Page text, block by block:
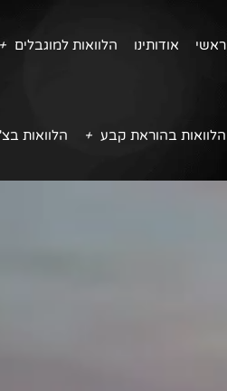
ראשי אודותינו הלוואות למוגבלים
הלוואות בהוראת קבע הלוואות